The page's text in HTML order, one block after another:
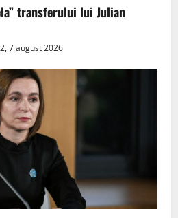
transferului lui Julian
7 august 2026